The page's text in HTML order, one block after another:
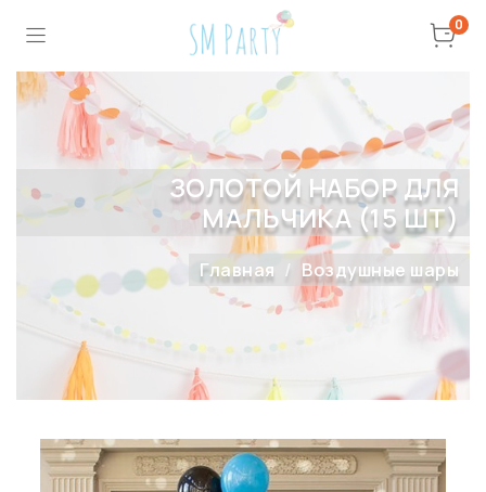
0
ЗОЛОТОЙ НАБОР ДЛЯ
МАЛЬЧИКА (15 ШТ)
Главная Воздушные шары